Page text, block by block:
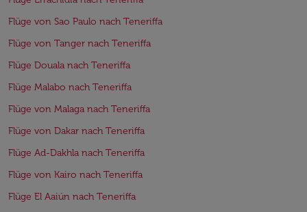
Flüge von Sao Paulo nach Teneriffa
Flüge von Tanger nach Teneriffa
Flüge Douala nach Teneriffa
Flüge Malabo nach Teneriffa
Flüge von Malaga nach Teneriffa
Flüge von Dakar nach Teneriffa
Flüge Ad-Dakhla nach Teneriffa
Flüge von Kairo nach Teneriffa
Flüge El Aaiún nach Teneriffa